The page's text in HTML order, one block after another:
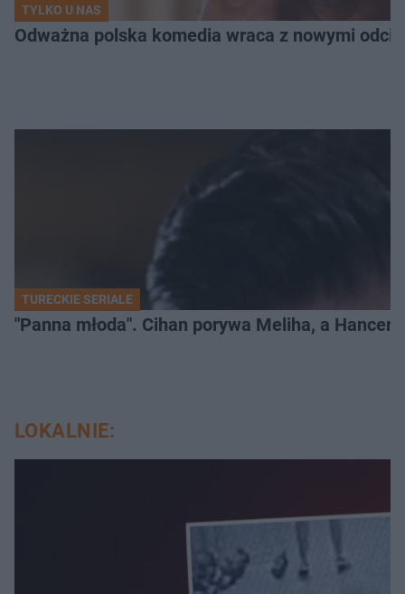
TYLKO U NAS
Odważna polska komedia wraca z nowymi
TURECKIE SERIALE
"Panna młoda". Cihan porywa Meliha, a
LOKALNIE: